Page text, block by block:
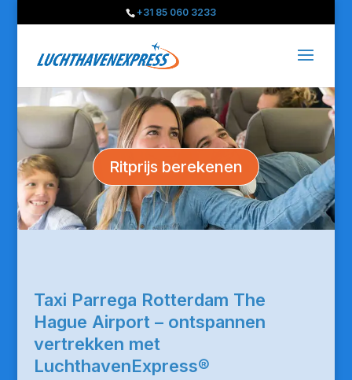
+31 85 060 3233
Ritprijs berekenen
Taxi Parrega Rotterdam The
Hague Airport – ontspannen
vertrekken met
LuchthavenExpress®